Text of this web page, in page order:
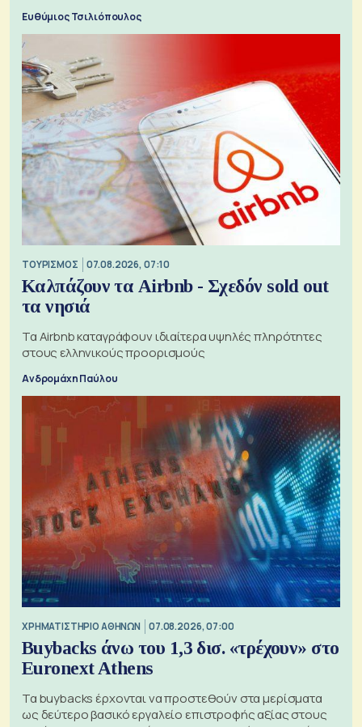
Ευθύμιος Τσιλιόπουλος
ΤΟΥΡΙΣΜΟΣ 07.08.2026, 07:10
Καλπάζουν τα Airbnb - Σχεδόν sold out
τα νησιά
Τα Airbnb καταγράφουν ιδιαίτερα υψηλές πληρότητες
στους ελληνικούς προορισμούς
Ανδρομάχη Παύλου
XΡΗΜΑΤΙΣΤΗΡΙΟ ΑΘΗΝΩΝ 07.08.2026, 07:00
Buybacks άνω του 1,3 δισ. «τρέχουν» στο
Euronext Athens
Τα buybacks έρχονται να προστεθούν στα μερίσματα
ως δεύτερο βασικό εργαλείο επιστροφής αξίας στους